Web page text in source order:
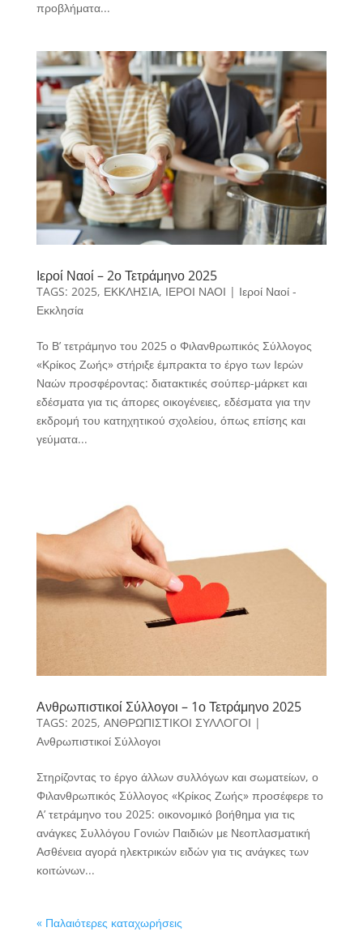
προβλήματα...
Ιεροί Ναοί – 2ο Τετράμηνο 2025
TAGS: 2025, ΕΚΚΛΗΣΙΑ, ΙΕΡΟΙ ΝΑΟΙ | Ιεροί Ναοί -
Εκκλησία
Το Β’ τετράμηνο του 2025 ο Φιλανθρωπικός Σύλλογος
«Κρίκος Ζωής» στήριξε έμπρακτα το έργο των Ιερών
Ναών προσφέροντας: διατακτικές σούπερ-μάρκετ και
εδέσματα για τις άπορες οικογένειες, εδέσματα για την
εκδρομή του κατηχητικού σχολείου, όπως επίσης και
γεύματα...
Ανθρωπιστικοί Σύλλογοι – 1ο Τετράμηνο 2025
TAGS: 2025, ΑΝΘΡΩΠΙΣΤΙΚΟΙ ΣΥΛΛΟΓΟΙ |
Ανθρωπιστικοί Σύλλογοι
Στηρίζοντας το έργο άλλων συλλόγων και σωματείων, ο
Φιλανθρωπικός Σύλλογος «Κρίκος Ζωής» προσέφερε το
Α’ τετράμηνο του 2025: οικονομικό βοήθημα για τις
ανάγκες Συλλόγου Γονιών Παιδιών με Νεοπλασματική
Ασθένεια αγορά ηλεκτρικών ειδών για τις ανάγκες των
κοιτώνων...
« Παλαιότερες καταχωρήσεις